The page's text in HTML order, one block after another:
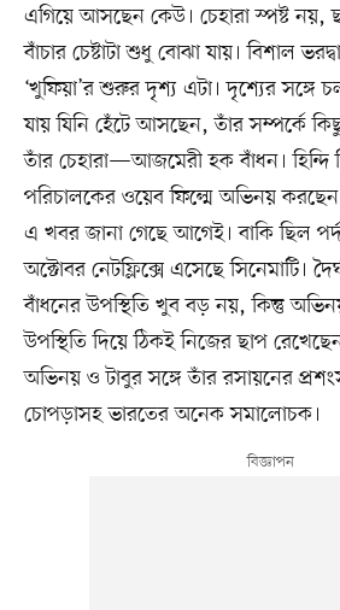
এগিয়ে আসছেন কেউ। চেহারা স্পষ্ট নয়,
বাঁচার চেষ্টাটা শুধু বোঝা যায়। বিশাল
‘খুফিয়া’র শুরুর দৃশ্য এটা। দৃশ্যের সঙ্গে
যায় যিনি হেঁটে আসছেন, তাঁর সম্পর্কে
তাঁর চেহারা—আজমেরী হক বাঁধন। হিন্দি
পরিচালকের ওয়েব ফিল্মে অভিনয় করছেন
এ খবর জানা গেছে আগেই। বাকি ছিল
অক্টোবর নেটফ্লিক্সে এসেছে সিনেমাটি।
বাঁধনের উপস্থিতি খুব বড় নয়, কিন্তু
উপস্থিতি দিয়ে ঠিকই নিজের ছাপ
অভিনয় ও টাবুর সঙ্গে তাঁর রসায়নের
চোপড়াসহ ভারতের অনেক সমালোচক।